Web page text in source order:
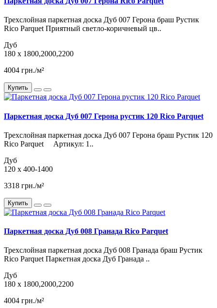
Трехслойная паркетная доска Дуб 007 Герона браш Рустик
Rico Parquet Приятный светло-коричневый цв..
Дуб
180 x 1800,2000,2200
4004 грн./м²
Купить
Паркетная доска Дуб 007 Герона рустик 120 Rico Parquet
Трехслойная паркетная доска Дуб 007 Герона браш Рустик 120
Rico Parquet Артикул: 1..
Дуб
120 x 400-1400
3318 грн./м²
Купить
Паркетная доска Дуб 008 Гранада Rico Parquet
Трехслойная паркетная доска Дуб 008 Гранада браш Рустик
Rico Parquet Паркетная доска Дуб Гранада ..
Дуб
180 x 1800,2000,2200
4004 грн./м²